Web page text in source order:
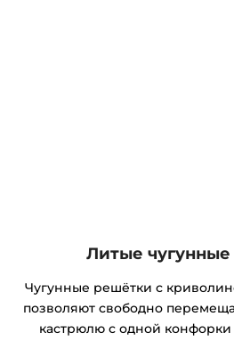
Литые
Чугунные решётки с
позволяют свободно
кастрюлю с одной